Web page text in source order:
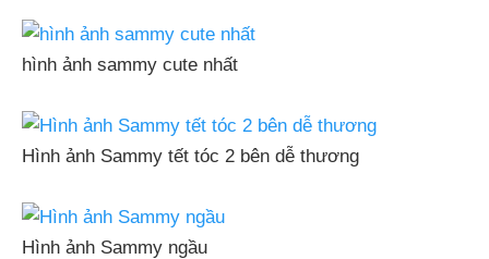
hình ảnh sammy cute nhất
Hình ảnh Sammy tết tóc 2 bên dễ thương
Hình ảnh Sammy ngầu